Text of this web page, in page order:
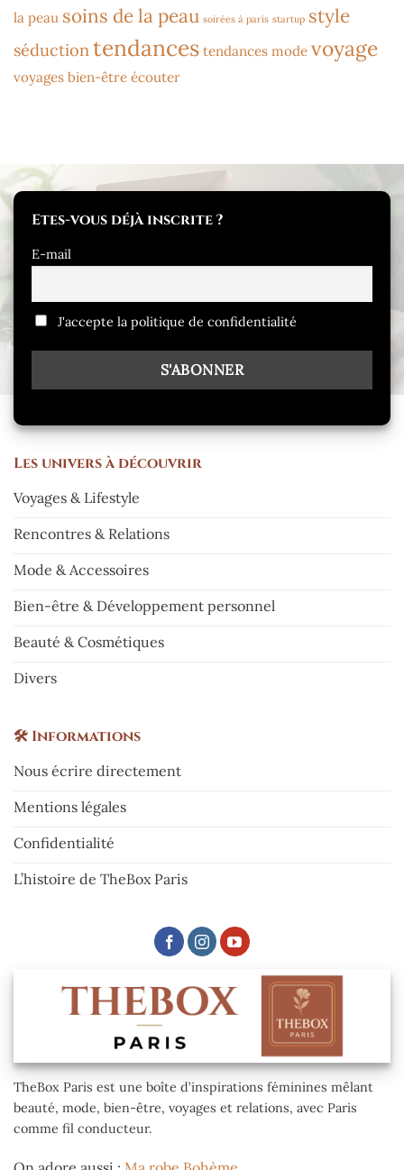
la peau soins de la peau soirées à paris startup style
séductiontendances tendances mode voyage
voyages bien-être écouter
Etes-vous déjà inscrite ?
E-mail
J'accepte la politique de confidentialité
Les univers à découvrir
Voyages & Lifestyle
Rencontres & Relations
Mode & Accessoires
Bien-être & Développement personnel
Beauté & Cosmétiques
Divers
🛠️ Informations
Nous écrire directement
Mentions légales
Confidentialité
L’histoire de TheBox Paris
TheBox Paris est une boîte d’inspirations féminines mêlant
beauté, mode, bien-être, voyages et relations, avec Paris
comme fil conducteur.